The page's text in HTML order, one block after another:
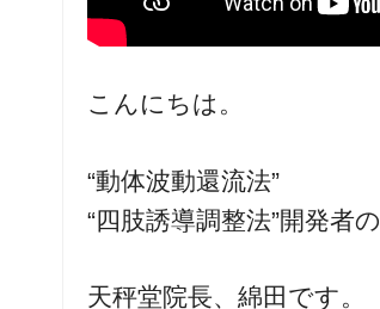
こんにちは。
“動体波動還流法”
“四肢誘導調整法”開発者の
天秤堂院長、綿田です。